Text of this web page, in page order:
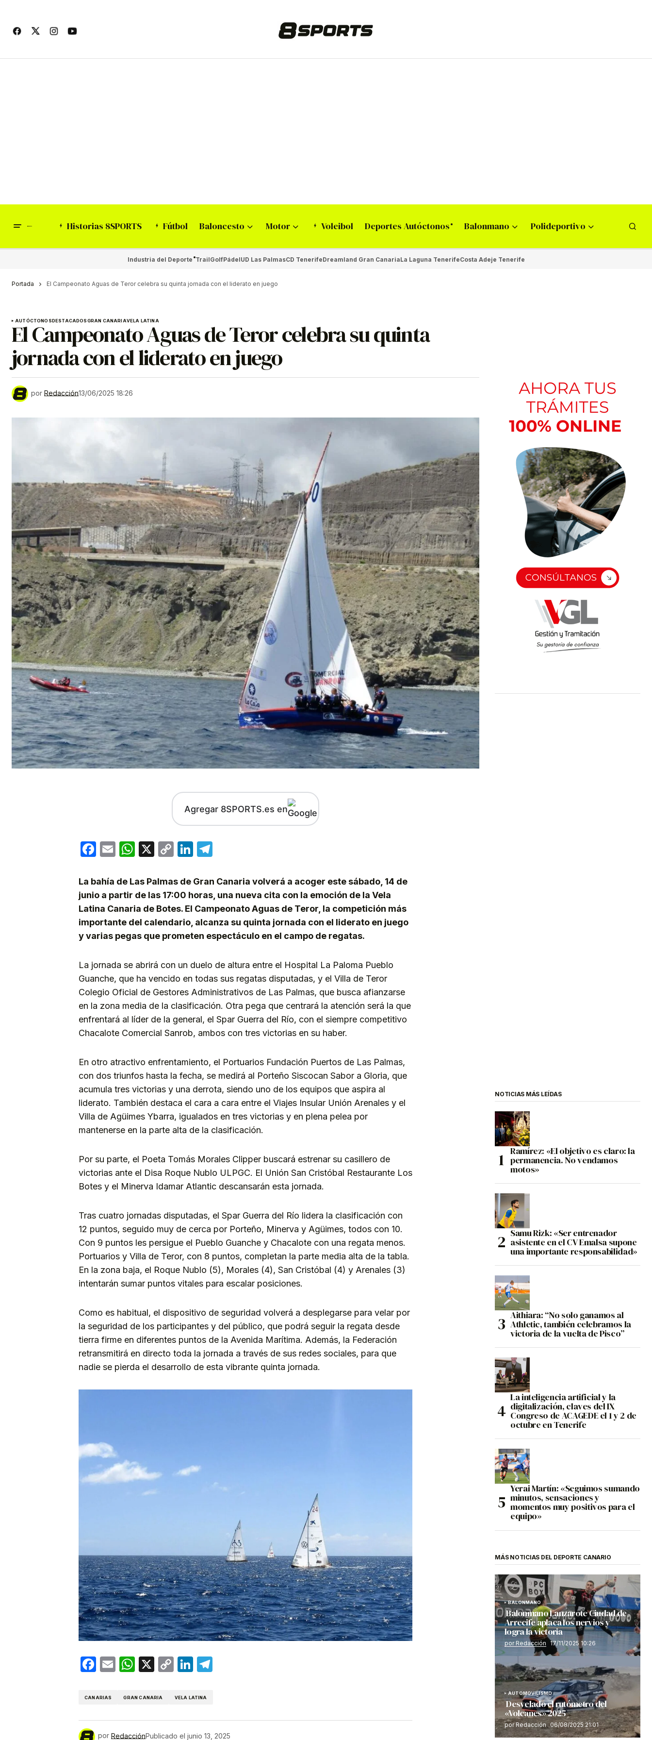
Historias 8SPORTS Fútbol Baloncesto Motor Voleibol Deportes Autóctonos Balonmano Polideportivo
Industria del Deporte TrailGolfPádelUD Las PalmasCD TenerifeDreamland Gran CanariaLa Laguna TenerifeCosta Adeje Tenerife
Portada El Campeonato Aguas de Teror celebra su quinta jornada con el liderato en juego
AUTÓCTONOSDESTACADOSGRAN CANARIAVELA LATINA
El Campeonato Aguas de Teror celebra su quinta
jornada con el liderato en juego
por Redacción13/06/2025 18:26
Agregar 8SPORTS.es en
Facebook
EmailWhatsApp
X
CopyLinkedIn
La bahía de Las Palmas de Gran Canaria volverá a acoger este sábado, 14 de
junio a partir de las 17:00 horas, una nueva cita con la emoción de la Vela
Latina Canaria de Botes. El Campeonato Aguas de Teror, la competición más
importante del calendario, alcanza su quinta jornada con el liderato en juego
y varias pegas que prometen espectáculo en el campo de regatas.
La jornada se abrirá con un duelo de altura entre el Hospital La Paloma Pueblo
Guanche, que ha vencido en todas sus regatas disputadas, y el Villa de Teror
Colegio Oficial de Gestores Administrativos de Las Palmas, que busca afianzarse
en la zona media de la clasificación. Otra pega que centrará la atención será la que
enfrentará al líder de la general, el Spar Guerra del Río, con el siempre competitivo
Chacalote Comercial Sanrob, ambos con tres victorias en su haber.
En otro atractivo enfrentamiento, el Portuarios Fundación Puertos de Las Palmas,
con dos triunfos hasta la fecha, se medirá al Porteño Siscocan Sabor a Gloria, que
acumula tres victorias y una derrota, siendo uno de los equipos que aspira al
liderato. También destaca el cara a cara entre el Viajes Insular Unión Arenales y el
Villa de Agüimes Ybarra, igualados en tres victorias y en plena pelea por
mantenerse en la parte alta de la clasificación.
Por su parte, el Poeta Tomás Morales Clipper buscará estrenar su casillero de
victorias ante el Disa Roque Nublo ULPGC. El Unión San Cristóbal Restaurante Los
Botes y el Minerva Idamar Atlantic descansarán esta jornada.
Tras cuatro jornadas disputadas, el Spar Guerra del Río lidera la clasificación con
12 puntos, seguido muy de cerca por Porteño, Minerva y Agüimes, todos con 10.
Con 9 puntos les persigue el Pueblo Guanche y Chacalote con una regata menos.
Portuarios y Villa de Teror, con 8 puntos, completan la parte media alta de la tabla.
En la zona baja, el Roque Nublo (5), Morales (4), San Cristóbal (4) y Arenales (3)
intentarán sumar puntos vitales para escalar posiciones.
Como es habitual, el dispositivo de seguridad volverá a desplegarse para velar por
la seguridad de los participantes y del público, que podrá seguir la regata desde
tierra firme en diferentes puntos de la Avenida Marítima. Además, la Federación
retransmitirá en directo toda la jornada a través de sus redes sociales, para que
nadie se pierda el desarrollo de esta vibrante quinta jornada.
Facebook
EmailWhatsApp
X
CopyLinkedIn
CANARIAS GRAN CANARIA VELA LATINA
por RedacciónPublicado el junio 13, 2025
NOTICIAS MÁS LEÍDAS
Ramírez: «El objetivo es claro: la
permanencia. No vendamos
motos»
Samu Rizk: «Ser entrenador
asistente en el CV Emalsa supone
una importante responsabilidad»
Aithiara: “No solo ganamos al
Athletic, también celebramos la
victoria de la vuelta de Pisco”
La inteligencia artificial y la
digitalización, claves del IX
Congreso de ACAGEDE el 1 y 2 de
octubre en Tenerife
Yerai Martín: «Seguimos sumando
minutos, sensaciones y
momentos muy positivos para el
equipo»
MÁS NOTICIAS DEL DEPORTE CANARIO
BALONMANO
Balonmano Lanzarote Ciudad de
Arrecife aplaca los nervios y
logra la victoria
por Redacción 17/11/2025 10:26
AUTOMOVILISMO
Desvelado el rutómetro del
«Volcanes» 2025
por Redacción 06/08/2025 21:01